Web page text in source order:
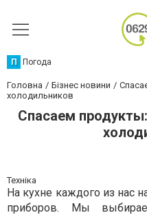
П Погода
Головна Бізнес новини
холодильников
Спасаем
Техніка
На кухне каждого из нас
приборов. Мы